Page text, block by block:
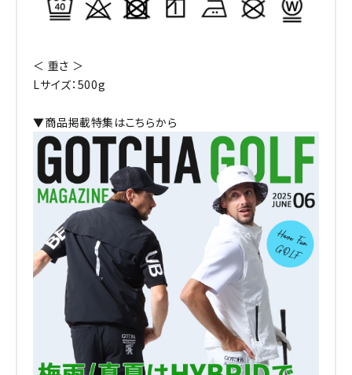
＜ 重さ ＞
Lサイズ：500g
▼商品掲載特集はこちらから